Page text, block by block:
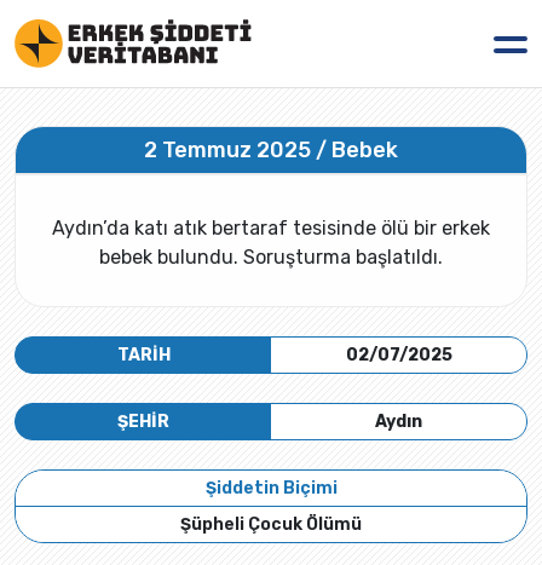
2 Temmuz 2025 / Bebek
Aydın’da katı atık bertaraf tesisinde ölü bir erkek
bebek bulundu. Soruşturma başlatıldı.
TARİH 02/07/2025
Aydın
ŞEHİR
Şiddetin Biçimi
Şüpheli Çocuk Ölümü